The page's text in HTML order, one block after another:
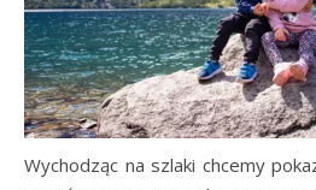
Wychodząc na szlaki chcemy